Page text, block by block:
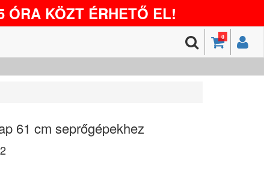
ÓRA KÖZT ÉRHETŐ EL!
0
61 cm seprőgépekhez